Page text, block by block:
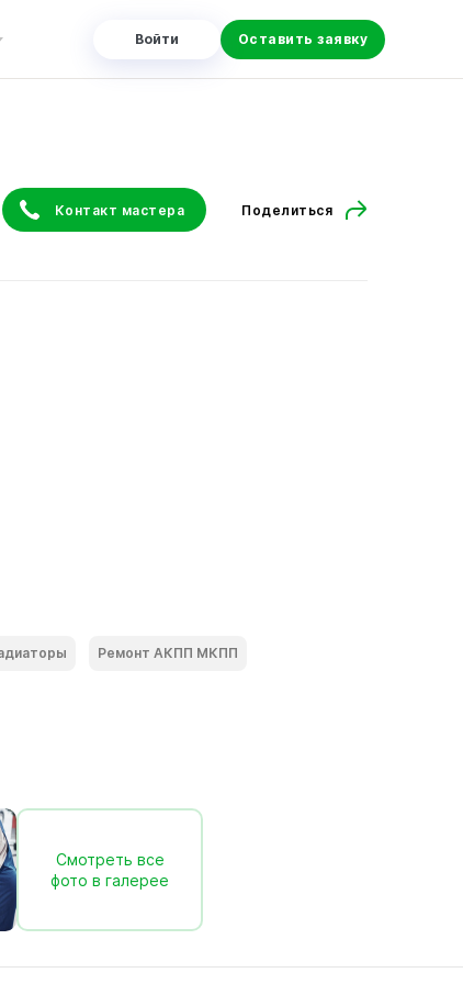
Войти Оставить заявку
Контакт мастера Поделиться
Ремонт АКПП МКПП
Смотреть все
фото в галерее